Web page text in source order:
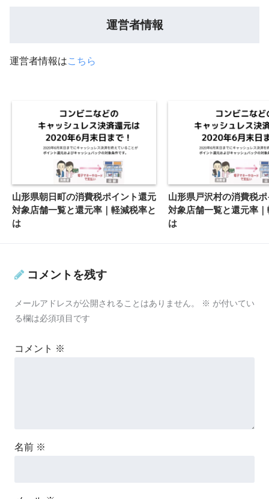
運営者情報
運営者情報はこちら
山形県朝日町の消費税ポイント還元
対象店舗一覧と還元率｜軽減税率と
は
山形県戸沢村の消費税
対象店舗一覧と還元率
は
コメントを残す
メールアドレスが公開されることはありません。 ※ が付いてい
る欄は必須項目です
コメント ※
名前 ※